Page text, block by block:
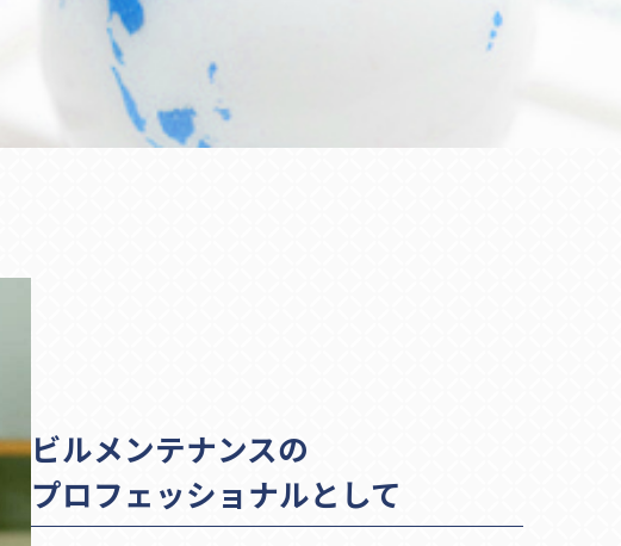
ビルメンテナンスの
プロフェッショナルとして